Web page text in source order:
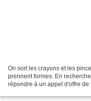
On sort les crayons et les
prennent formes. En
répondre à un appel d'offre